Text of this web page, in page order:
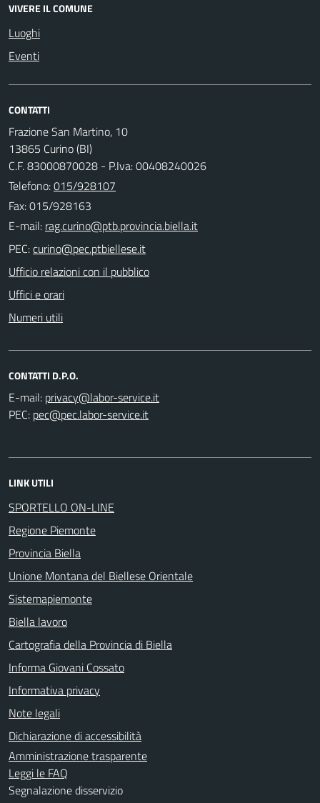
VIVERE IL COMUNE
Luoghi
Eventi
CONTATTI
Frazione San Martino, 10
13865 Curino (BI)
C.F. 83000870028 - P.Iva: 00408240026
Telefono:015/928107
Fax: 015/928163
E-mail:
PEC:
Ufficio relazioni con il pubblico
Uffici e orari
Numeri utili
CONTATTI D.P.O.
E-mail:
PEC:
LINK UTILI
SPORTELLO ON-LINE
Regione Piemonte
Provincia Biella
Unione Montana del Biellese Orientale
Sistemapiemonte
Biella lavoro
Cartografia della Provincia di Biella
Informa Giovani Cossato
Informativa privacy
Note legali
Dichiarazione di accessibilità
Amministrazione trasparente
Leggi le FAQ
Segnalazione disservizio